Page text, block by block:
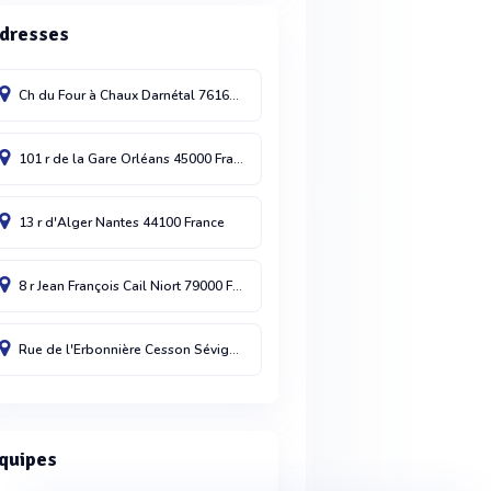
Ch du Four à ChauxDarnétal76160
101 r de la GareOrléans 45000France
13 r d'AlgerNantes 44100France
8 r Jean François CailNiort79000France
Rue de l'ErbonnièreCesson Sévigné